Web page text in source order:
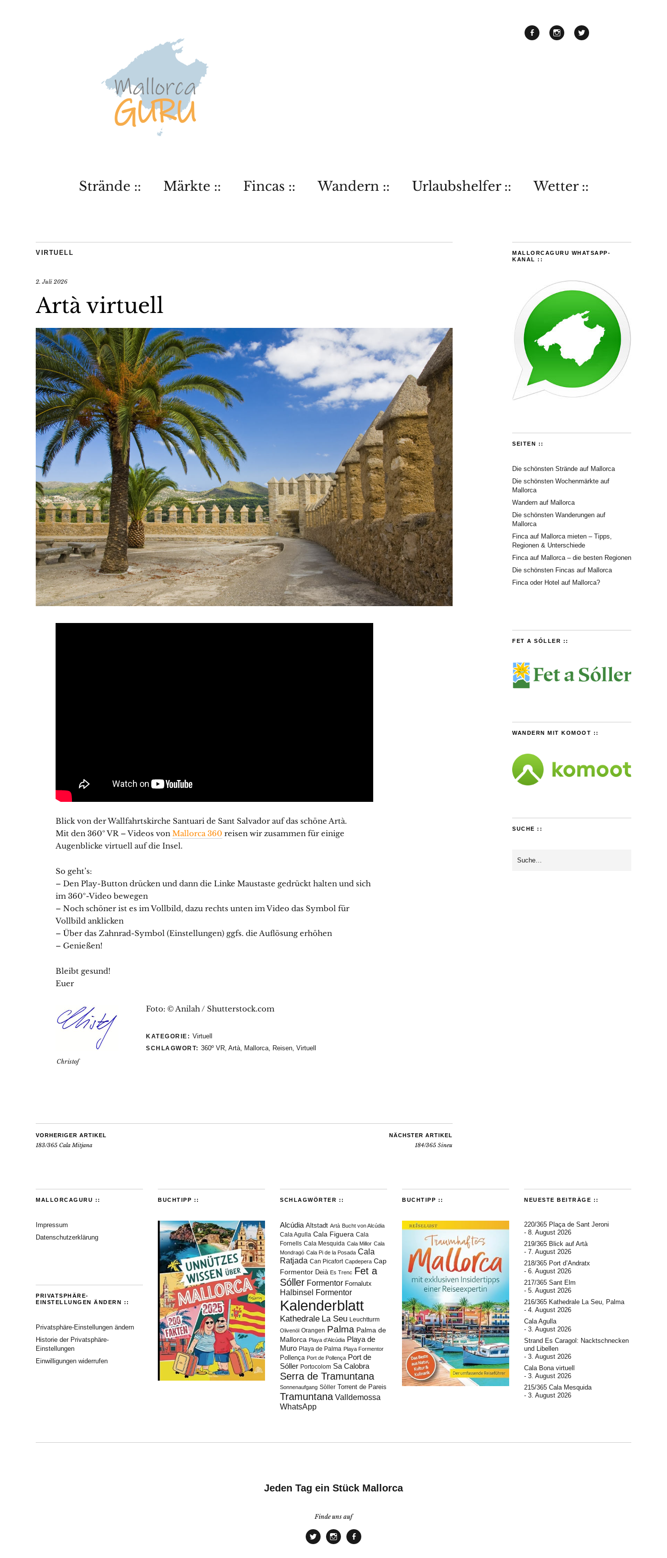
Strände :: Märkte :: Fincas :: Wandern :: Urlaubshelfer :: Wetter ::
VIRTUELL
2. Juli 2026
Artà virtuell
Blick von der Wallfahrtskirche Santuari de Sant Salvador auf das schöne Artà.
Mit den 360º VR – Videos von Mallorca 360 reisen wir zusammen für einige
Augenblicke virtuell auf die Insel.
So geht’s:
– Den Play-Button drücken und dann die Linke Maustaste gedrückt halten und sich
im 360º-Video bewegen
– Noch schöner ist es im Vollbild, dazu rechts unten im Video das Symbol für
Vollbild anklicken
– Über das Zahnrad-Symbol (Einstellungen) ggfs. die Auflösung erhöhen
– Genießen!
Bleibt gesund!
Euer
Christof
Foto: © Anilah / Shutterstock.com
KATEGORIE: Virtuell
SCHLAGWORT: 360º VR, Artà, Mallorca, Reisen, Virtuell
VORHERIGER ARTIKEL
183/365 Cala Mitjana
NÄCHSTER ARTIKEL
184/365 Sineu
MALLORCAGURU WHATSAPP-
KANAL ::
SEITEN ::
Die schönsten Strände auf Mallorca
Die schönsten Wochenmärkte auf
Mallorca
Wandern auf Mallorca
Die schönsten Wanderungen auf
Mallorca
Finca auf Mallorca mieten – Tipps,
Regionen & Unterschiede
Finca auf Mallorca – die besten Regionen
Die schönsten Fincas auf Mallorca
Finca oder Hotel auf Mallorca?
FET A SÓLLER ::
WANDERN MIT KOMOOT ::
SUCHE ::
MALLORCAGURU ::
Impressum
Datenschutzerklärung
PRIVATSPHÄRE-
EINSTELLUNGEN ÄNDERN ::
Privatsphäre-Einstellungen ändern
Historie der Privatsphäre-
Einstellungen
Einwilligungen widerrufen
BUCHTIPP :: SCHLAGWÖRTER ::
Alcúdia Altstadt Artà Bucht von Alcúdia
Cala Agulla Cala Figuera Cala
Fornells Cala Mesquida Cala Millor Cala
Mondragó Cala Pi de la Posada Cala
Ratjada Can Picafort Capdepera Cap
Formentor Deià Es Trenc Fet a
Sóller Formentor Fornalutx
Halbinsel Formentor
Kalenderblatt
Kathedrale La Seu Leuchtturm
Olivenöl Orangen Palma Palma de
Mallorca Playa d'Alcúdia Playa de
Muro Playa de Palma Playa Formentor
Pollença Port de Pollença Port de
Sóller Portocolom Sa Calobra
Serra de Tramuntana
Sonnenaufgang Sòller Torrent de Pareis
Tramuntana Valldemossa
WhatsApp
BUCHTIPP :: NEUESTE BEITRÄGE ::
220/365 Plaça de Sant Jeroni
8. August 2026
219/365 Blick auf Artà
7. August 2026
218/365 Port d’Andratx
6. August 2026
217/365 Sant Elm
5. August 2026
216/365 Kathedrale La Seu, Palma
4. August 2026
Cala Agulla
3. August 2026
Strand Es Caragol: Nacktschnecken
und Libellen
3. August 2026
Cala Bona virtuell
3. August 2026
215/365 Cala Mesquida
3. August 2026
Jeden Tag ein Stück Mallorca
Finde uns auf